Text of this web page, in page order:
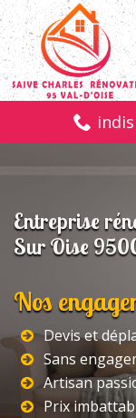
Entreprise
Sur Oise
Nos
Devis et
Sans
Artisan
Prix